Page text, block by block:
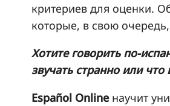
критериев для оценки.
которые, в свою
Хотите говорить по-
звучать странно или
Español Online научит